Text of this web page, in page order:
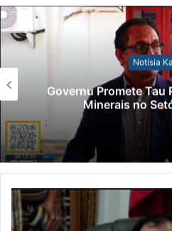
Notísia
Governu Promete Tau
Minerais no